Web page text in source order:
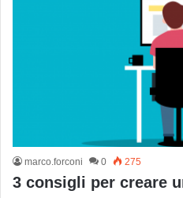
marco.forconi 0 275
3 consigli per creare